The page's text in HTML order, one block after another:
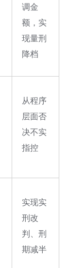
调金
额，实
现量刑
降档
从程序
层面否
决不实
指控
实现实
刑改
判、刑
期减半